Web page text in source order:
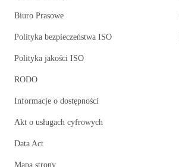
Biuro Prasowe
Polityka bezpieczeństwa ISO
Polityka jakości ISO
RODO
Informacje o dostępności
Akt o usługach cyfrowych
Data Act
Mapa strony